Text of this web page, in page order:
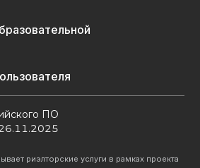
ПО
риэлторские услуги в рамках проекта